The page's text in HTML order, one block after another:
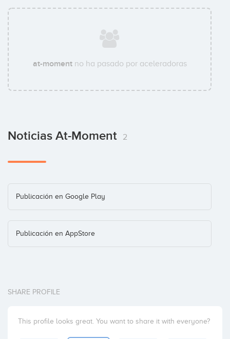
at-momentno ha pasado por aceleradoras
Noticias At-Moment 2
Publicación en Google Play
Publicación en AppStore
SHARE PROFILE
This profile looks great. You want to share it with everyone?